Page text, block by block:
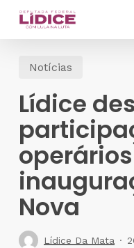
Skip
contentNotícias
Lídice
Nova
Lídice Da Mata